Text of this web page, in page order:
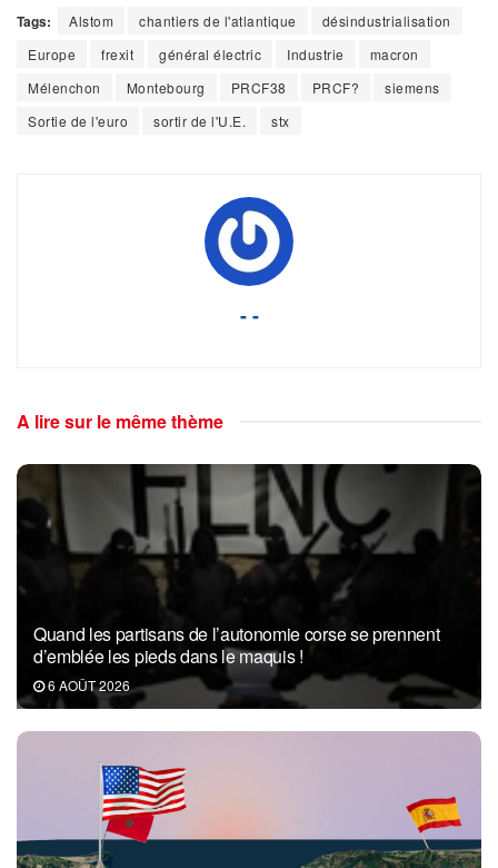
Tags: Alstom chantiers de l'atlantique
désindustrialisation
Europe
frexit général électric Industrie
macron
Mélenchon
Montebourg PRCF38 PRCF?
siemens
Sortie de l'euro
sortir de l'U.E. stx
- -
A lire sur le même thème
Quand les partisans de l’autonomie corse se prennent
d’emblée les pieds dans le maquis !
6 AOÛT 2026